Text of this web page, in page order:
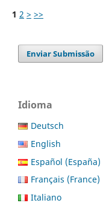
1 2 > >>
Enviar Submissão
Idioma
Deutsch
English
Español (España)
Français (France)
Italiano